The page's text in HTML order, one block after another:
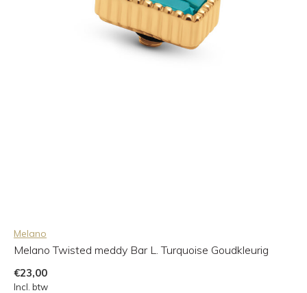
Melano
Melano Twisted meddy Bar L. Turquoise Goudkleurig
€23,00
Incl. btw